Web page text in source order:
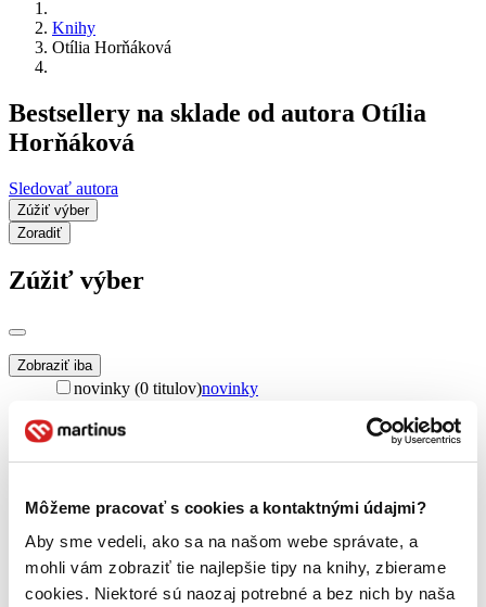
Môžeme pracovať s cookies a kontaktnými údajmi?
Aby sme vedeli, ako sa na našom webe správate, a
mohli vám zobraziť tie najlepšie tipy na knihy, zbierame
cookies. Niektoré sú naozaj potrebné a bez nich by naša
Knihy
Otília Horňáková
Bestsellery na sklade od autora Otília
Horňáková
Sledovať autora
Zúžiť výber
Zoradiť
Zúžiť výber
Zobraziť iba
novinky (0 titulov)novinky
Dostupnosť
pripravujeme (0 titulov)pripravujeme
dostupná (bez vypredaných) (0 titulov)dostupná (bez
Nové / čítané